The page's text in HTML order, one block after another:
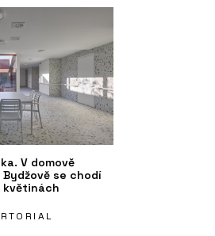
centru Vratislavi stojí
bytový dům. Má výhled do
volnočasové sportoviště a
V domově
se chodí
květinách